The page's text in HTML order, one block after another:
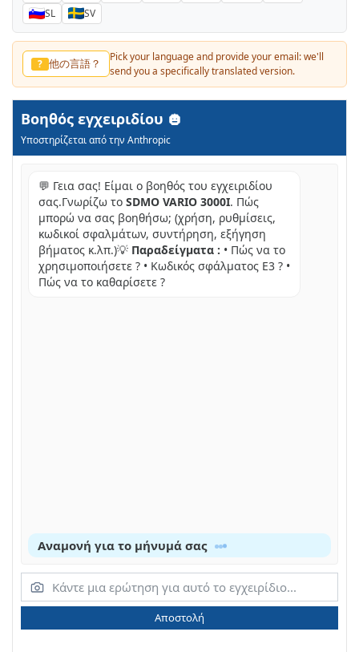
SL
SV
? 他の言語？
Pick your language and provide your email: we'll
send you a specifically translated version.
Βοηθός εγχειριδίου
Υποστηρίζεται από την Anthropic
💬 Γεια σας! Είμαι ο βοηθός του εγχειριδίου
σας.Γνωρίζω το SDMO VARIO 3000I. Πώς
μπορώ να σας βοηθήσω; (χρήση, ρυθμίσεις,
κωδικοί σφαλμάτων, συντήρηση, εξήγηση
βήματος κ.λπ.)💡 Παραδείγματα : • Πώς να το
χρησιμοποιήσετε ? • Κωδικός σφάλματος E3 ? •
Πώς να το καθαρίσετε ?
Αναμονή για το μήνυμά σας
Αποστολή